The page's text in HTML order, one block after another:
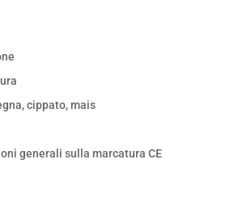
cippato, mais
generali sulla marcatura CE